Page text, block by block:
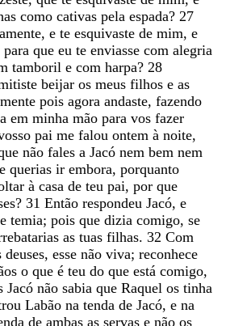
como cativas pela espada? 27
, e te esquivaste de mim, e
para que eu te enviasse com alegria
tamboril e com harpa? 28
beijar os meus filhos e as
pois agora andaste, fazendo
em minha mão para vos fazer
pai me falou ontem à noite,
não fales a Jacó nem bem nem
querias ir embora, porquanto
à casa de teu pai, por que
? 31 Então respondeu Jacó, e
temia; pois que dizia comigo, se
as tuas filhas. 32 Com
deuses, esse não viva; reconhece
o que é teu do que está comigo,
Jacó não sabia que Raquel os tinha
Labão na tenda de Jacó, e na
de ambas as servas e não os